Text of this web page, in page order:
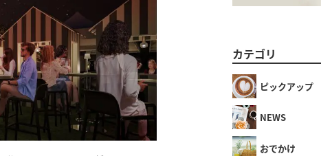
カテゴリ
ピックアップ
NEWS
おでかけ